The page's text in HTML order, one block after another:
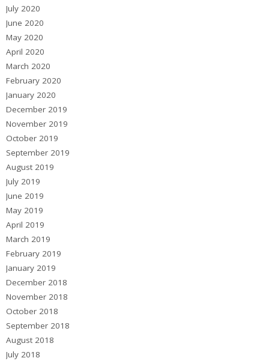
July 2020
June 2020
May 2020
April 2020
March 2020
February 2020
January 2020
December 2019
November 2019
October 2019
September 2019
August 2019
July 2019
June 2019
May 2019
April 2019
March 2019
February 2019
January 2019
December 2018
November 2018
October 2018
September 2018
August 2018
July 2018